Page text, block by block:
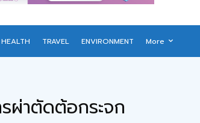
HEALTH TRAVEL ENVIRONMENT More
ผ่าตัดต้อกระจก